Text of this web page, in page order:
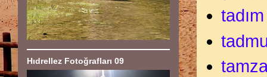
Hıdrellez Fotoğrafları 09